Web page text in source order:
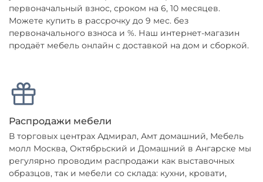
первоначальный взнос, сроком на 6, 10 месяцев.
Можете купить в рассрочку до 9 мес. без
первоначального взноса и %. Наш интернет-магазин
продаёт мебель онлайн с доставкой на дом и сборкой.
Распродажи мебели
В торговых центрах Адмирал, Амт домашний, Мебель
молл Москва, Октябрьский и Домашний в Ангарске мы
регулярно проводим распродажи как выставочных
образцов, так и мебели со склада: кухни, кровати,